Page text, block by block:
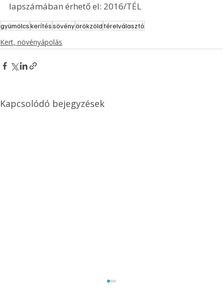
lapszámában érhető el: 2016/TÉL
gyümölcskerítéssövényörökzöldtérelválasztó
Kert, növényápolás
Kapcsolódó bejegyzések